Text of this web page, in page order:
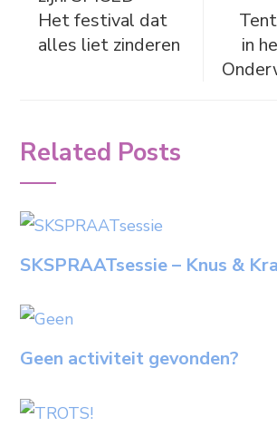
Het festival dat
alles liet zinderen
in
Related Posts
SKSPRAATsessie – Knus &
Geen activiteit gevonden?